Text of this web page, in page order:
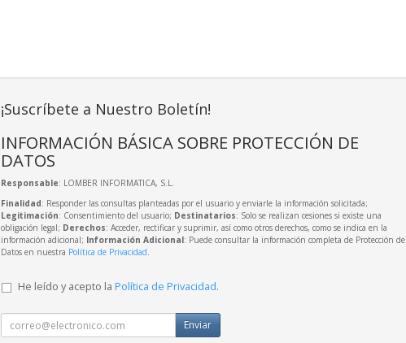
¡Suscríbete a Nuestro Boletín!
INFORMACIÓN BÁSICA SOBRE PROTECCIÓN DE
DATOS
Responsable: LOMBER INFORMATICA, S.L.
Finalidad: Responder las consultas planteadas por el usuario y enviarle la información solicitada;
Legitimación: Consentimiento del usuario; Destinatarios: Solo se realizan cesiones si existe una
obligación legal; Derechos: Acceder, rectificar y suprimir, así como otros derechos, como se indica en la
información adicional; Información Adicional: Puede consultar la información completa de Protección de
Datos en nuestra Política de Privacidad.
He leído y acepto la Política de Privacidad.
Enviar